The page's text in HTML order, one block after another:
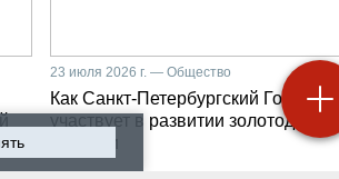
23 июля 2026 г. — Общество
Как Санкт-Петербургский Горный
участвует в развитии
Бурятии